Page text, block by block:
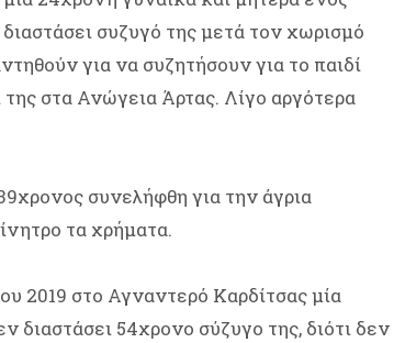
συζυγό της μετά τον χωρισμό
για να συζητήσουν για το παιδί
στα Ανώγεια Άρτας. Λίγο αργότερα
συνελήφθη για την άγρια
τα χρήματα.
2019 στο Αγναντερό Καρδίτσας μία
διαστάσει 54χρονο σύζυγο της, διότι δεν